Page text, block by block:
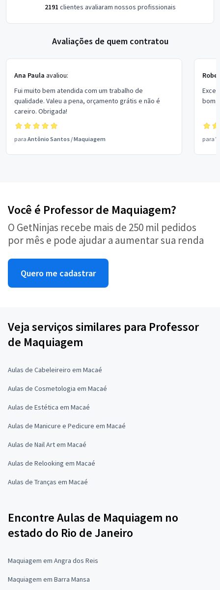
2191 clientes avaliaram nossos profissionais
Avaliações de quem contratou
Ana Paula avaliou:
Fui muito bem atendida com um trabalho de
qualidade. Valeu a pena, orçamento grátis e não é
careiro. Obrigada!
para Antônio Santos /Maquiagem
bom
para
Você é Professor de Maquiagem?
O GetNinjas recebe mais de 250 mil pedidos
por mês e pode ajudar a aumentar sua renda
Quero me cadastrar
Veja serviços similares para Professor
de Maquiagem
Aulas de Cabeleireiro em Macaé
Aulas de Cosmetologia em Macaé
Aulas de Estética em Macaé
Aulas de Manicure e Pedicure em Macaé
Aulas de Nail Art em Macaé
Aulas de Relooking em Macaé
Aulas de Tranças em Macaé
Encontre Aulas de Maquiagem no
estado do Rio de Janeiro
Maquiagem em Angra dos Reis
Maquiagem em Barra Mansa